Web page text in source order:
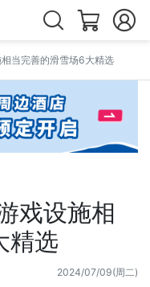
相当完善的滑雪场6大精选
戏设施相
精选
2024/07/09(周二)